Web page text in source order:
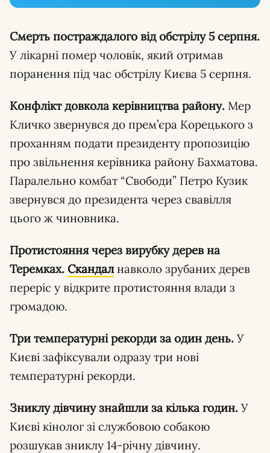
Смерть постраждалого від обстрілу 5 серпня.
У лікарні помер чоловік, який отримав
поранення під час обстрілу Києва 5 серпня.
Конфлікт довкола керівництва району. Мер
Кличко звернувся до прем’єра Корецького з
проханням подати президенту пропозицію
про звільнення керівника району Бахматова.
Паралельно комбат “Свободи” Петро Кузик
звернувся до президента через свавілля
цього ж чиновника.
Протистояння через вирубку дерев на
Теремках. Скандалнавколо зрубаних дерев
переріс у відкрите протистояння влади з
громадою.
Три температурні рекорди за один день. У
Києві зафіксували одразу три нові
температурні рекорди.
Зниклу дівчину знайшли за кілька годин. У
Києві кінолог зі службовою собакою
розшукав зниклу 14-річну дівчину.